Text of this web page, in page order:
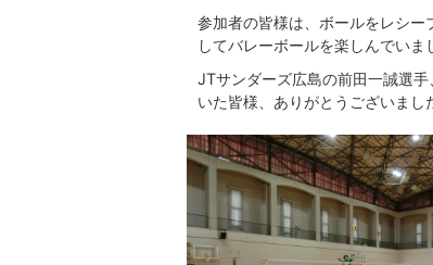
参加者の皆様は、ボールをレシ
してバレーボールを楽しんでいま
JTサンダーズ広島の前田一誠選
いた皆様、ありがとうございまし